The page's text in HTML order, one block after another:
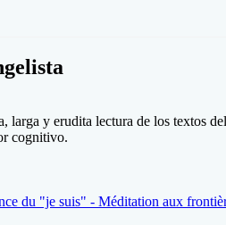
y erudita lectura de los textos
cognitivo.
du "je suis" - Méditation aux